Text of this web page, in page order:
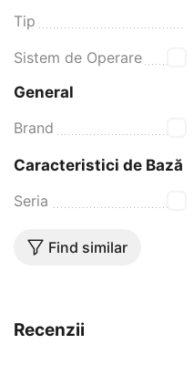
Tip
Sistem de Operare
General
Brand
Caracteristici de Bază
Seria
Find similar
Recenzii